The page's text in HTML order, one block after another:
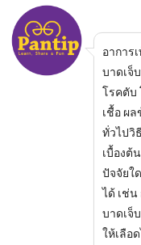
อาการ
บาดเจ็
โรคตับ
เชื้อ ผ
ทั่วไปวิ
เบื้องต้
ปัจจัยใ
ได้ เช่น
บาดเจ็
ให้เลือ